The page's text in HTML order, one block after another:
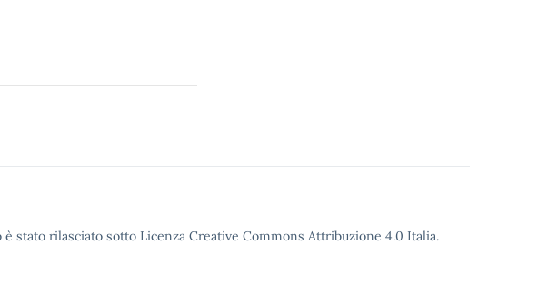
stato rilasciato sotto Licenza Creative Commons Attribuzione 4.0 Italia.